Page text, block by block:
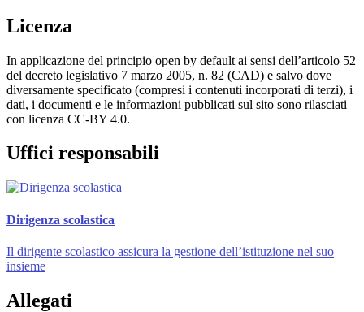
Licenza
In applicazione del principio open by default ai sensi dell’articolo 52
del decreto legislativo 7 marzo 2005, n. 82 (CAD) e salvo dove
diversamente specificato (compresi i contenuti incorporati di terzi), i
dati, i documenti e le informazioni pubblicati sul sito sono rilasciati
con licenza CC-BY 4.0.
Uffici responsabili
Dirigenza scolastica
Il dirigente scolastico assicura la gestione dell’istituzione nel suo
insieme
Allegati